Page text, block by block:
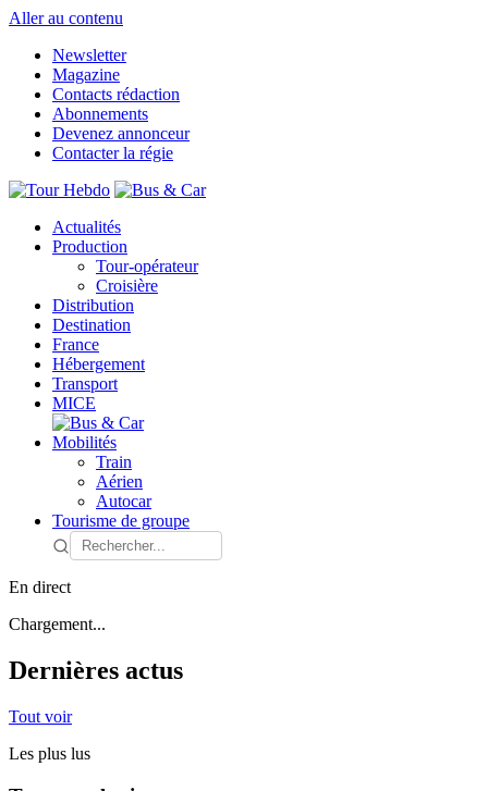
Aller au contenu
Newsletter
Magazine
Contacts rédaction
Abonnements
Devenez annonceur
Contacter la régie
Actualités
Production
Tour-opérateur
Croisière
Distribution
Destination
France
Hébergement
Transport
MICE
Mobilités
Train
Aérien
Autocar
Tourisme de groupe
En direct
Chargement...
Dernières actus
Tout voir
Les plus lus